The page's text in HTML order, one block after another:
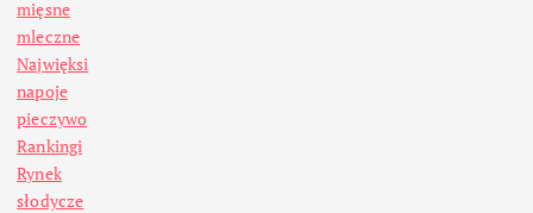
mięsne
mleczne
Najwięksi
napoje
pieczywo
Rankingi
Rynek
słodycze